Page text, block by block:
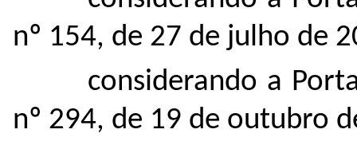
nº 154, de 27 de julho de
considerando a
nº 294, de 19 de outubro